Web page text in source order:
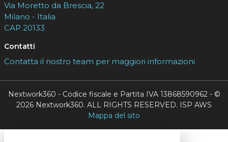
Via Moretto da Brescia, 22
Milano - Italia
CAP 20133
Contatti
Contatta il nostro team per maggiori informazioni
Nextwork360 - Codice fiscale e Partita IVA 13868590962 - ©
2026 Nextwork360. ALL RIGHTS RESERVED. ISP AWS
Mappa del sito